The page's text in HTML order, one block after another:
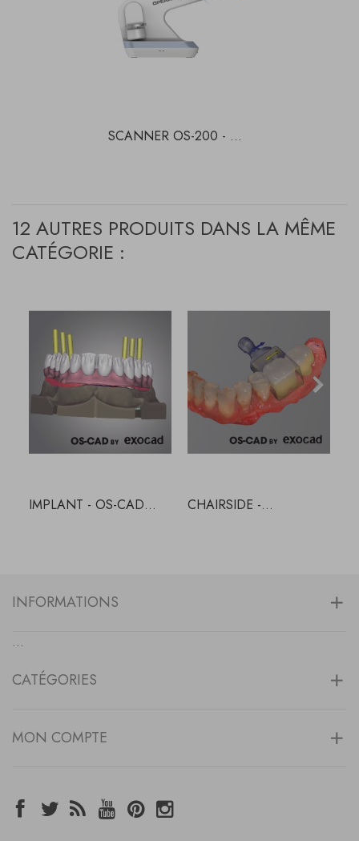
SCANNER OS-200 - ...
12 AUTRES PRODUITS DANS LA MÊME
CATÉGORIE :
IMPLANT - OS-CAD... CHAIRSIDE -...
INFORMATIONS
...
CATÉGORIES
MON COMPTE